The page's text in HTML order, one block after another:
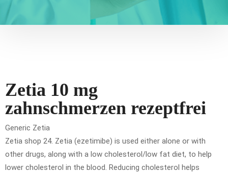
Zetia 10 mg
zahnschmerzen rezeptfrei
Generic Zetia
Zetia shop 24. Zetia (ezetimibe) is used either alone or with
other drugs, along with a low cholesterol/low fat diet, to help
lower cholesterol in the blood. Reducing cholesterol helps